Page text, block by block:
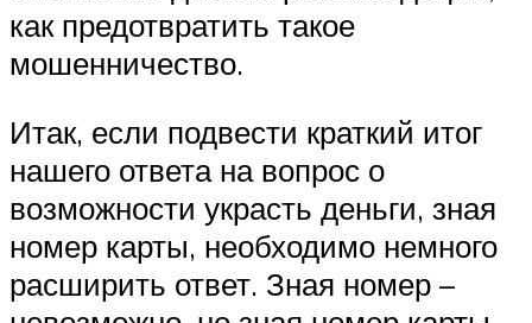
как предотвратить такое
мошенничество.
Итак, если подвести краткий итог
нашего ответа на вопрос о
возможности украсть деньги, зная
номер карты, необходимо немного
расширить ответ. Зная номер –